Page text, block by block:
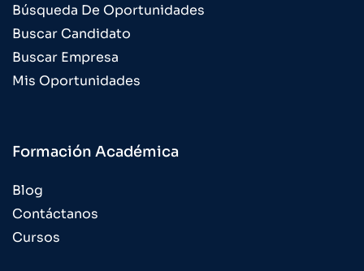
Búsqueda De Oportunidades
Buscar Candidato
Buscar Empresa
Mis Oportunidades
Formación Académica
Blog
Contáctanos
Cursos